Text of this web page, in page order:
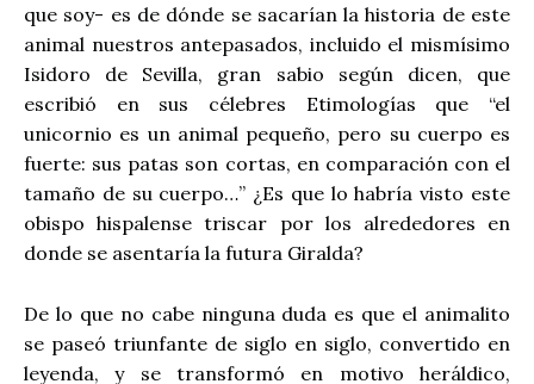
que soy- es de dónde se sacarían la historia de este
animal nuestros antepasados, incluido el mismísimo
Isidoro de Sevilla, gran sabio según dicen, que
escribió en sus célebres Etimologías que “el
unicornio es un animal pequeño, pero su cuerpo es
fuerte: sus patas son cortas, en comparación con el
tamaño de su cuerpo…” ¿Es que lo habría visto este
obispo hispalense triscar por los alrededores en
donde se asentaría la futura Giralda?
De lo que no cabe ninguna duda es que el animalito
se paseó triunfante de siglo en siglo, convertido en
leyenda, y se transformó en motivo heráldico,